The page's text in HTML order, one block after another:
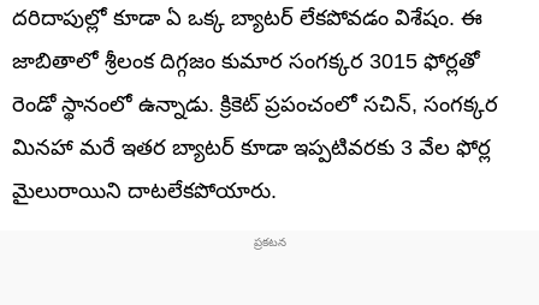
దరిదాపుల్లో కూడా ఏ ఒక్క బ్యాటర్ లేకపోవడం విశేషం. ఈ
జాబితాలో శ్రీలంక దిగ్గజం కుమార సంగక్కర 3015 ఫోర్లతో
రెండో స్థానంలో ఉన్నాడు. క్రికెట్ ప్రపంచంలో సచిన్, సంగక్కర
మినహా మరే ఇతర బ్యాటర్ కూడా ఇప్పటివరకు 3 వేల ఫోర్ల
మైలురాయిని దాటలేకపోయారు.